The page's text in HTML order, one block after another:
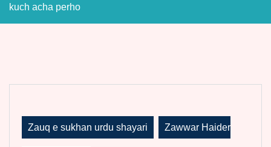
kuch acha perho
Zauq e sukhan urdu shayari Zawwar Haider